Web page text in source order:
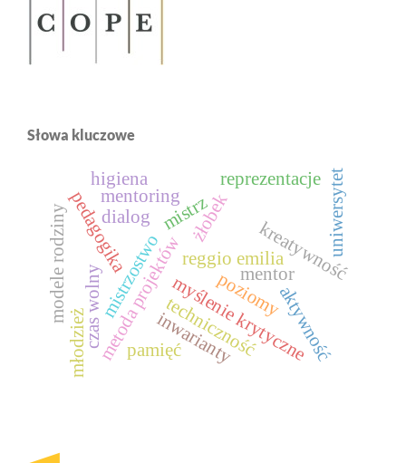
Słowa kluczowe
żłobek
reggio emilia
metoda projektówmyślenie krytyczne
kreatywność
mistrzostwo
mistrz uniwersytet
pedagogika mentor
mentoring
dialog
aktywność
czas wolny techniczność
reprezentacje
poziomy
inwarianty
modele rodziny
pamięć
młodzież
higiena